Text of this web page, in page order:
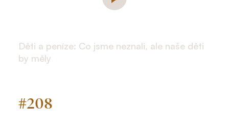
Děti a peníze: Co jsme neznali, ale naše děti
by měly
#208